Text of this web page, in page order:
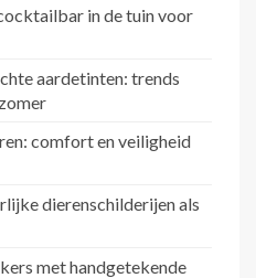
in de tuin voor
aardetinten: trends
comfort en veiligheid
dierenschilderijen als
met handgetekende